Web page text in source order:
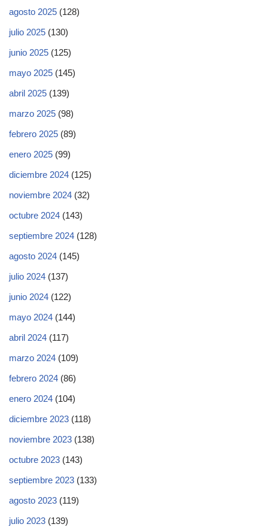
agosto 2025 (128)
julio 2025 (130)
junio 2025 (125)
mayo 2025 (145)
abril 2025 (139)
marzo 2025 (98)
febrero 2025 (89)
enero 2025 (99)
diciembre 2024 (125)
noviembre 2024 (32)
octubre 2024 (143)
septiembre 2024 (128)
agosto 2024 (145)
julio 2024 (137)
junio 2024 (122)
mayo 2024 (144)
abril 2024 (117)
marzo 2024 (109)
febrero 2024 (86)
enero 2024 (104)
diciembre 2023 (118)
noviembre 2023 (138)
octubre 2023 (143)
septiembre 2023 (133)
agosto 2023 (119)
julio 2023 (139)